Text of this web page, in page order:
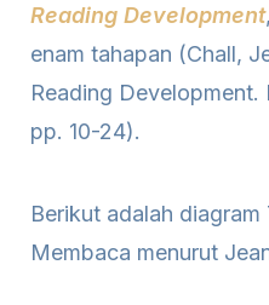
Reading Development
enam tahapan (Chall,
Reading
pp. 10-24).
Berikut adalah diagram
Membaca menurut